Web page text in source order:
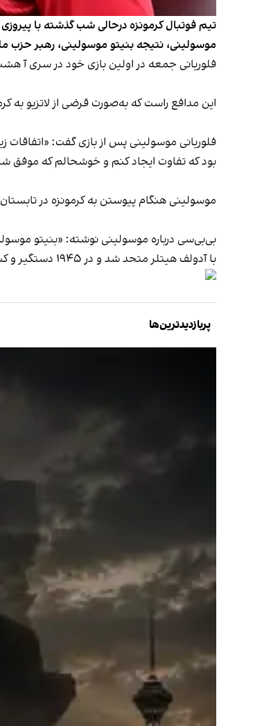
تیم فوتبال کرمونزه درحالی شب گذشته با
موسولینی، نتیجه بنیتو موسولینی، رهبر حزب
فلوریانی جمعه در اولین بازی خود در سری آ هشت
این مدافع راست که به‌صورت قرضی از لاتزیو به کرمونزه پیوسته است، هفتهٔ گذشته در
فلوریانی موسولینی پس از بازی گفت:
بود که تفاوت ایجاد کنم و خوشحالم که موفق
موسولینی هنگام پیوستن به کرمونزه در
با آدولف هیتلر متحد شد و در ۱۹۴۵ دستگیر و کشته شد.»
پربازدیدترین‌ها